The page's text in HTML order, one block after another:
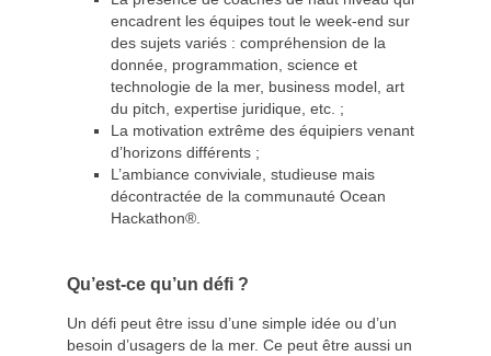
encadrent les équipes tout le week-end sur
des sujets variés : compréhension de la
donnée, programmation, science et
technologie de la mer, business model, art
du pitch, expertise juridique, etc. ;
La motivation extrême des équipiers venant
d’horizons différents ;
L’ambiance conviviale, studieuse mais
décontractée de la communauté Ocean
Hackathon®.
Qu’est-ce qu’un défi ?
Un défi peut être issu d’une simple idée ou d’un
besoin d’usagers de la mer. Ce peut être aussi un